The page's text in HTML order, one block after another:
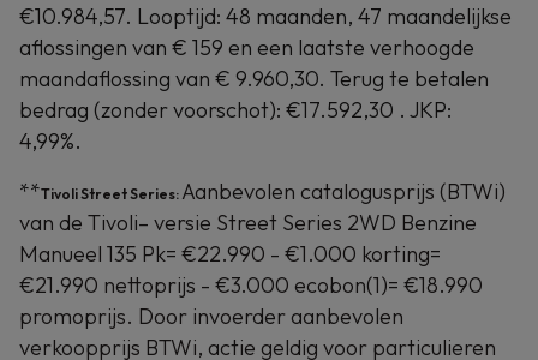
€10.984,57. Looptijd: 48 maanden, 47 maandelijkse
aflossingen van € 159 en een laatste verhoogde
maandaflossing van € 9.960,30. Terug te betalen
bedrag (zonder voorschot): €17.592,30 . JKP:
4,99%.
**Tivoli Street Series: Aanbevolen catalogusprijs (BTWi)
van de Tivoli– versie Street Series 2WD Benzine
Manueel 135 Pk= €22.990 - €1.000 korting=
€21.990 nettoprijs - €3.000 ecobon(1)= €18.990
promoprijs. Door invoerder aanbevolen
verkoopprijs BTWi, actie geldig voor particulieren